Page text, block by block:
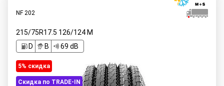
NF 202
215/75R17.5 126/124M
D
B 69 dB
5% cкидка
Скидка по TRADE-IN